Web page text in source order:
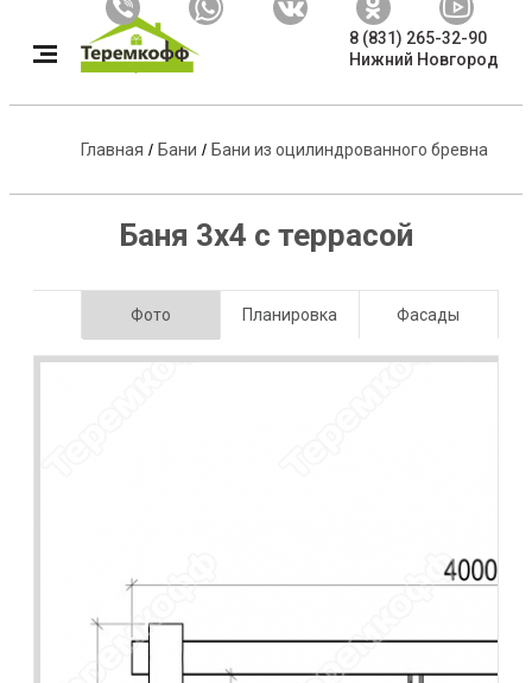
8 (831) 265-32-90
Нижний Новгород
Главная / Бани / Бани из оцилиндрованного бревна
Баня 3х4 с террасой
Фото Планировка Фасады